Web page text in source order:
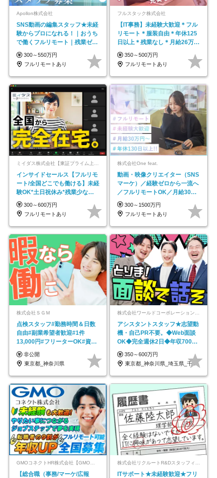
Apollon株式会社
SNS動画の編集スタッフ★未経
験からプロになれる！｜おうち
で働くフルリモート｜残業ゼロ
で18時退勤◎
300～550万円
フルリモートあり
フルスタック株式会社
【IT事務】未経験大歓迎＊フル
リモート＊服装自由＊年休125
日以上＊残業なし＊月給26万円
以上
350～500万円
フルリモートあり
インサイドセールス【フルリモ
ート/全国どこでも働ける】未経
験OK*土日祝休み*残業少なめ*
在宅勤務手当あり
300～600万円
フルリモートあり
株式会社One feat.
動画・映像クリエイター（SNS
マーケ）／経験ゼロから一流へ
／フルリモートOK／月給30万
円～／年休130日以上
300～1500万円
フルリモートあり
株式会社ＳＧＭ
点検スタッフ#勤務時間＆日数
自由#副業希望者歓迎#1件
13,000円#フリーターOK#資格
スキル不要
非公開
東京都_神奈川県
アシスタントスタッフ★志望動
機・自己PR不要。◆Web面談
OK◆完全週休2日◆年収700万
円可/p13
350～600万円
東京都_神奈川県_埼玉県_千葉県_大阪府…
GMOコネクトHR株式会社【GMOインターネットグループ】
【総合職（事務/マーケ/広報
ITサポート★未経験歓迎★フリ